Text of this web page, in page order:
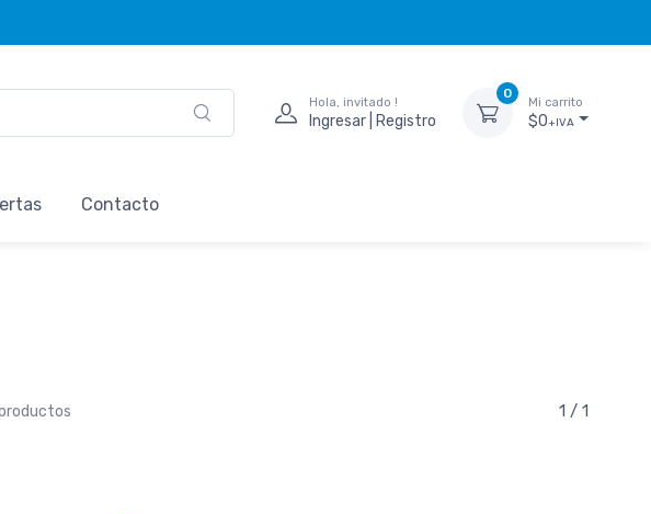
Hola, invitado !
Ingresar | Registro
0
Mi carrito
$0+IVA
Contacto
1 / 1